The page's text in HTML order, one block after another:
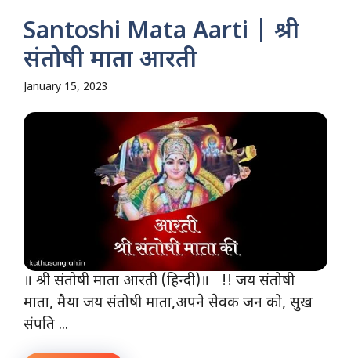
Santoshi Mata Aarti | श्री
संतोषी माता आरती
January 15, 2023
॥ श्री संतोषी माता आरती (हिन्दी)॥ !! जय संतोषी
माता, मैया जय संतोषी माता,अपने सेवक जन को, सुख
संपति ...